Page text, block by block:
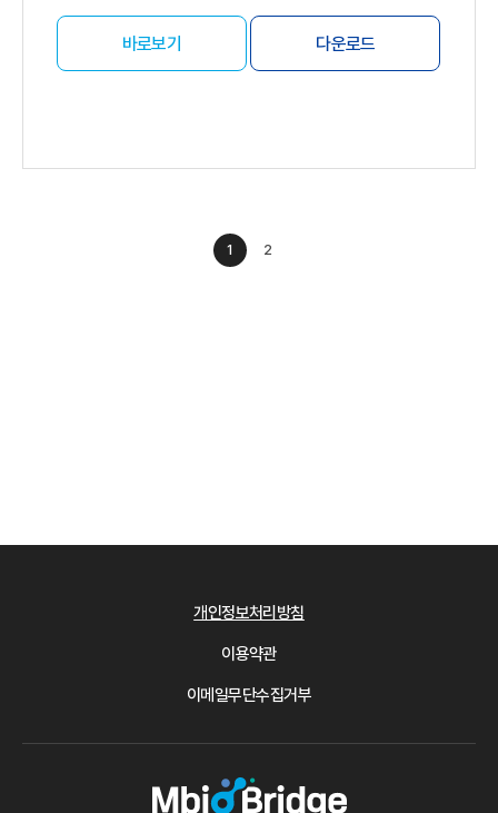
바로보기 다운로드
1 2
개인정보처리방침
이용약관
이메일무단수집거부